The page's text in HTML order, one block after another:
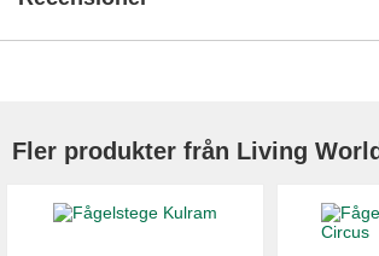
Fler produkter från Living World